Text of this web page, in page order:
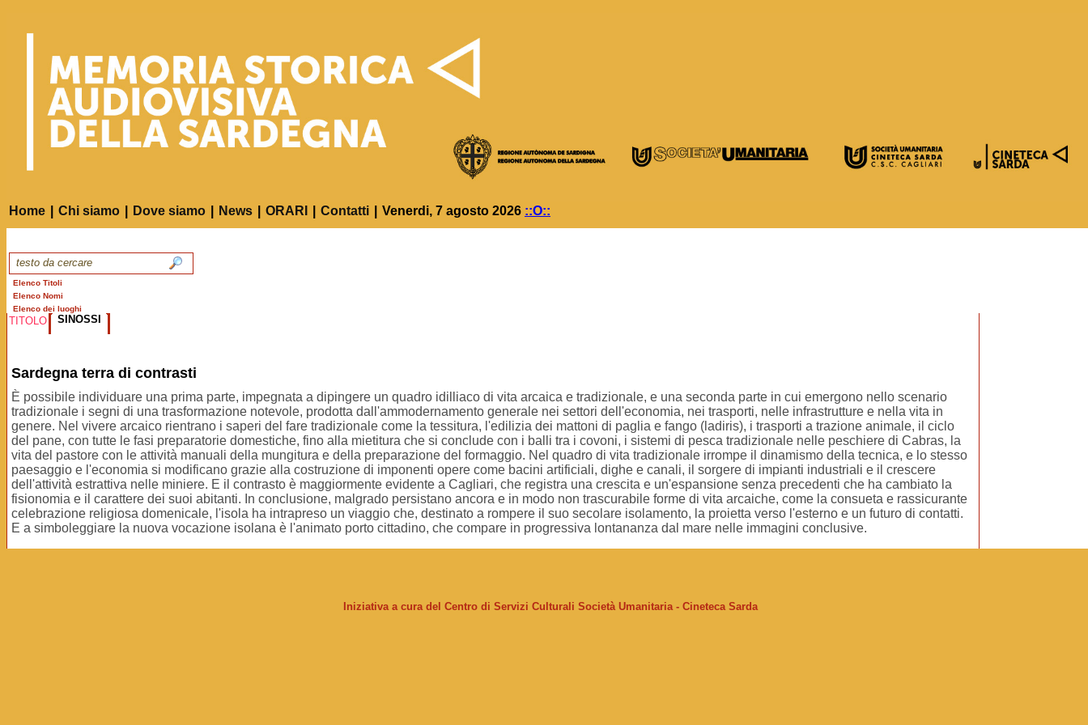
Home Chi siamo Dove siamo News ORARI Contatti Venerdi, 7 agosto 2026 ::O::
Elenco Titoli
Elenco Nomi
Elenco dei luoghi
TITOLO SINOSSI
Sardegna terra di contrasti
È possibile individuare una prima parte, impegnata a dipingere un quadro idilliaco di vita arcaica e tradizionale, e una seconda parte in cui emergono nello scenario
tradizionale i segni di una trasformazione notevole, prodotta dall'ammodernamento generale nei settori dell'economia, nei trasporti, nelle infrastrutture e nella vita in
genere. Nel vivere arcaico rientrano i saperi del fare tradizionale come la tessitura, l'edilizia dei mattoni di paglia e fango (ladiris), i trasporti a trazione animale, il ciclo
del pane, con tutte le fasi preparatorie domestiche, fino alla mietitura che si conclude con i balli tra i covoni, i sistemi di pesca tradizionale nelle peschiere di Cabras, la
vita del pastore con le attività manuali della mungitura e della preparazione del formaggio. Nel quadro di vita tradizionale irrompe il dinamismo della tecnica, e lo stesso
paesaggio e l'economia si modificano grazie alla costruzione di imponenti opere come bacini artificiali, dighe e canali, il sorgere di impianti industriali e il crescere
dell'attività estrattiva nelle miniere. E il contrasto è maggiormente evidente a Cagliari, che registra una crescita e un'espansione senza precedenti che ha cambiato la
fisionomia e il carattere dei suoi abitanti. In conclusione, malgrado persistano ancora e in modo non trascurabile forme di vita arcaiche, come la consueta e rassicurante
celebrazione religiosa domenicale, l'isola ha intrapreso un viaggio che, destinato a rompere il suo secolare isolamento, la proietta verso l'esterno e un futuro di contatti.
E a simboleggiare la nuova vocazione isolana è l'animato porto cittadino, che compare in progressiva lontananza dal mare nelle immagini conclusive.
Iniziativa a cura del Centro di Servizi Culturali Società Umanitaria - Cineteca Sarda